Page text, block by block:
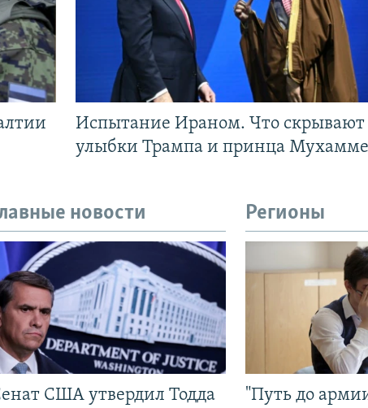
Испытание Ираном. Что скрывают
улыбки Трампа и принца
новости
США утвердил Тодда
Регионы
"Путь до